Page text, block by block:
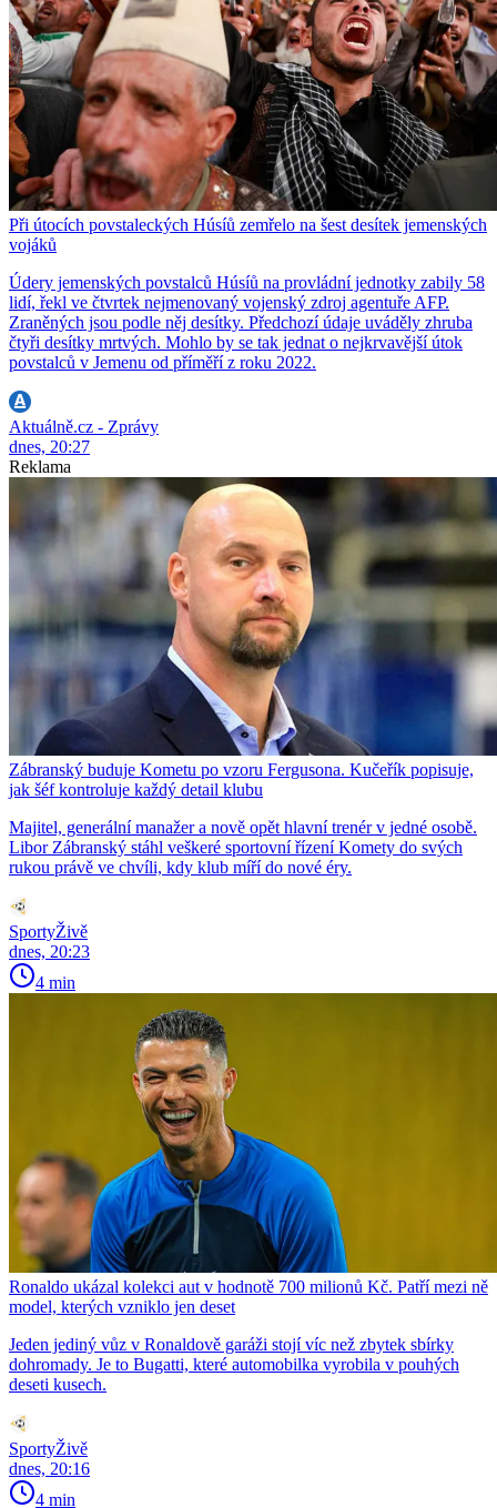
Při útocích povstaleckých Húsíů zemřelo na šest desítek jemenských
vojáků
Údery jemenských povstalců Húsíů na provládní jednotky zabily 58
lidí, řekl ve čtvrtek nejmenovaný vojenský zdroj agentuře AFP.
Zraněných jsou podle něj desítky. Předchozí údaje uváděly zhruba
čtyři desítky mrtvých. Mohlo by se tak jednat o nejkrvavější útok
povstalců v Jemenu od příměří z roku 2022.
Aktuálně.cz - Zprávy
dnes, 20:27
Reklama
Zábranský buduje Kometu po vzoru Fergusona. Kučeřík popisuje,
jak šéf kontroluje každý detail klubu
Majitel, generální manažer a nově opět hlavní trenér v jedné osobě.
Libor Zábranský stáhl veškeré sportovní řízení Komety do svých
rukou právě ve chvíli, kdy klub míří do nové éry.
SportyŽivě
dnes, 20:23
4 min
Ronaldo ukázal kolekci aut v hodnotě 700 milionů Kč. Patří mezi ně
model, kterých vzniklo jen deset
Jeden jediný vůz v Ronaldově garáži stojí víc než zbytek sbírky
dohromady. Je to Bugatti, které automobilka vyrobila v pouhých
deseti kusech.
SportyŽivě
dnes, 20:16
4 min